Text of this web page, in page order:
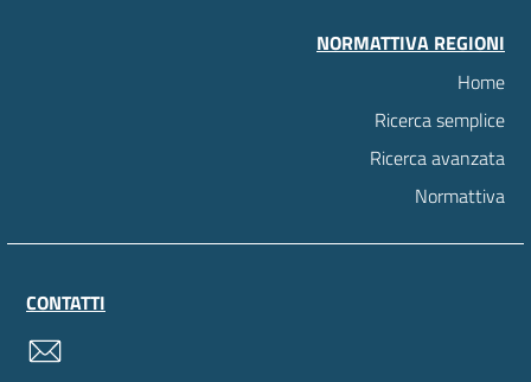
NORMATTIVA REGIONI
Home
Ricerca semplice
Ricerca avanzata
Normattiva
CONTATTI